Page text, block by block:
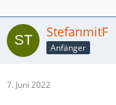
StefanmitF
Anfänger
7. Juni 2022